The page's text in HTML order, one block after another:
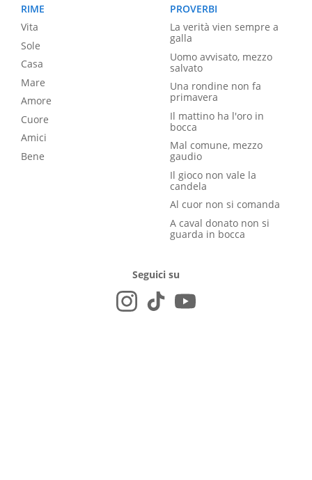
RIME
Vita
Sole
Casa
Mare
Amore
Cuore
Amici
Bene
PROVERBI
La verità vien sempre a
galla
Uomo avvisato, mezzo
salvato
Una rondine non fa
primavera
Il mattino ha l'oro in
bocca
Mal comune, mezzo
gaudio
Il gioco non vale la
candela
Al cuor non si comanda
A caval donato non si
guarda in bocca
Seguici su